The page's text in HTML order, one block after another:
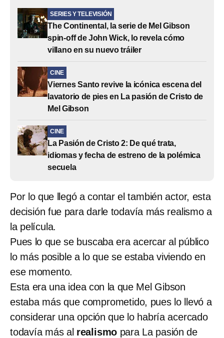
SERIES Y TELEVISIÓN
The Continental, la serie de Mel Gibson
spin-off de John Wick, lo revela cómo
villano en su nuevo tráiler
CINE
Viernes Santo revive la icónica escena del
lavatorio de pies en La pasión de Cristo de
Mel Gibson
CINE
La Pasión de Cristo 2: De qué trata,
idiomas y fecha de estreno de la polémica
secuela
Por lo que llegó a contar el también actor, esta
decisión fue para darle todavía más realismo a
la película.
Pues lo que se buscaba era acercar al público
lo más posible a lo que se estaba viviendo en
ese momento.
Esta era una idea con la que Mel Gibson
estaba más que comprometido, pues lo llevó a
considerar una opción que lo habría acercado
todavía más al realismo para La pasión de